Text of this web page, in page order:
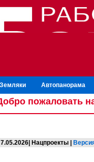
Земляки Автопанорама
пожаловать
Нацпроекты |